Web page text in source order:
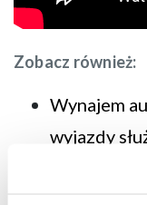
Zobacz również:
Wynajem
wyjazdy